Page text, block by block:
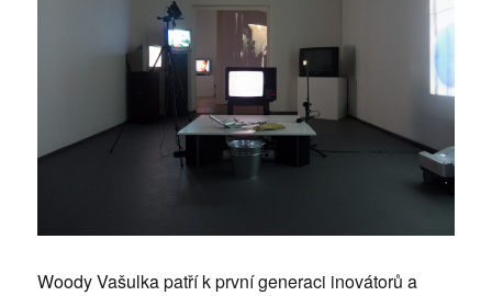
Woody Vašulka patří k první generaci inovátorů a